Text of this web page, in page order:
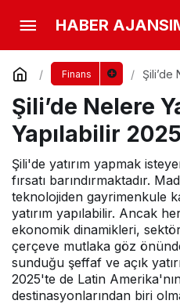
HABER
Finans Şili’de
Şili’de Nelere
Yapılabilir 2025
Şili'de yatırım yapmak
fırsatı barındırmaktadır.
teknolojiden gayrimenkule
yatırım yapılabilir. Ancak
ekonomik dinamikleri,
çerçeve mutlaka göz
sunduğu şeffaf ve açık
2025'te de Latin
destinasyonlarından biri
Şili’de Nelere
Yorum Yap